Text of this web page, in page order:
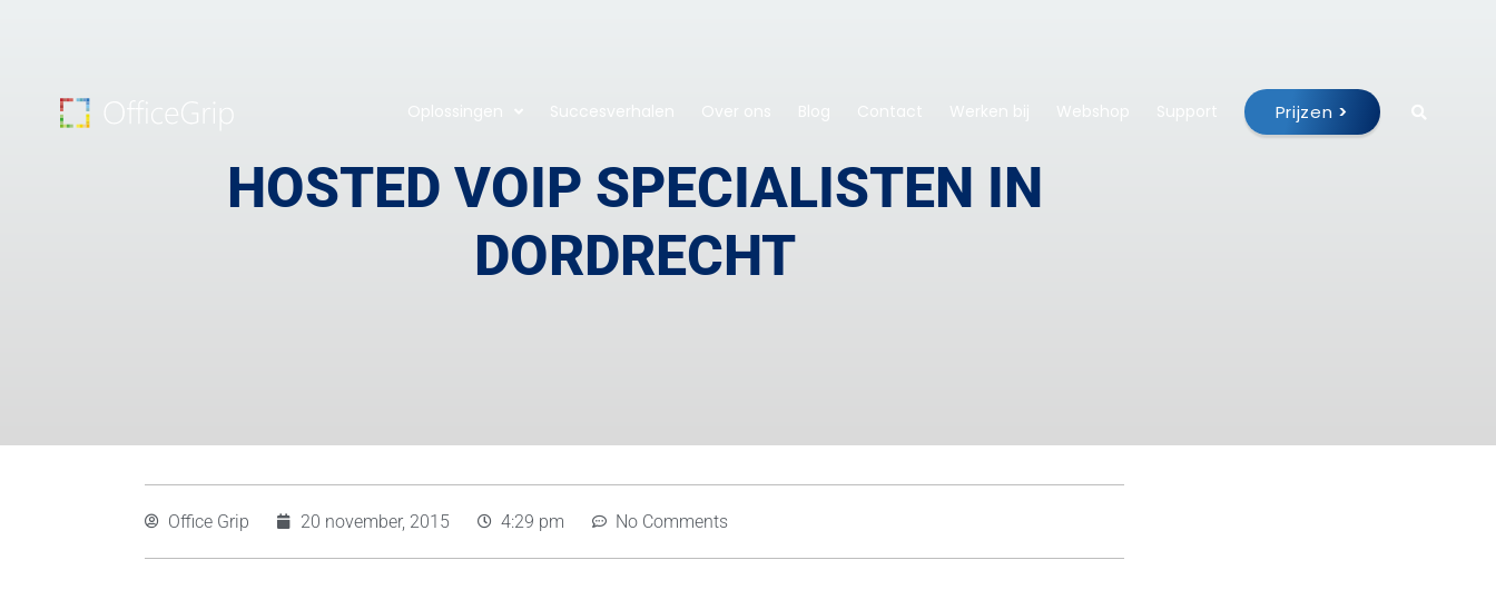
Oplossingen Succesverhalen Over ons Blog Contact Werken bij Webshop Support Prijzen >
HOSTED VOIP SPECIALISTEN IN
DORDRECHT
Office Grip 20 november, 2015 4:29 pm No Comments